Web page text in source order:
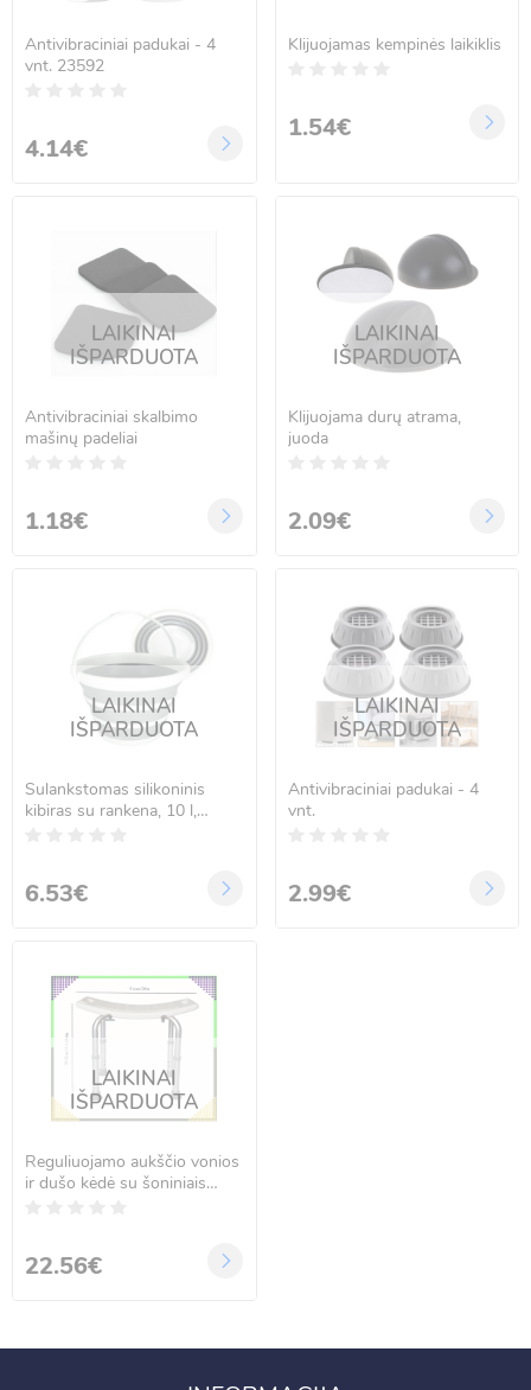
Antivibraciniai padukai - 4
vnt. 23592
4.14€
Klijuojamas kempinės laikiklis
1.54€
LAIKINAI
IŠPARDUOTA
Antivibraciniai skalbimo
mašinų padeliai
1.18€
LAIKINAI
IŠPARDUOTA
Klijuojama durų atrama,
juoda
2.09€
LAIKINAI
IŠPARDUOTA
Sulankstomas silikoninis
kibiras su rankena, 10 l,
6.53€
LAIKINAI
IŠPARDUOTA
Antivibraciniai padukai - 4
vnt.
2.99€
LAIKINAI
IŠPARDUOTA
Reguliuojamo aukščio vonios
ir dušo kėdė su šoniniais
22.56€